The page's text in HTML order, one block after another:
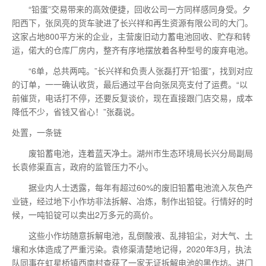
“铅蛋”交易带来的高效便捷，回收公司一方同样感同身受。夕
阳西下，张凤亮的货车驶进了长兴祥和再生资源有限公司的大门。
这家占地800平方米的企业，主营废旧动力蓄电池回收、贮存和转
运，偌大的仓库厂房内，整齐有序地摆放着各种型号的废弃电池。
“6单，总共两吨。”长兴祥和负责人张磊打开“铅蛋”，找到对应
的订单，一一确认收货， 最后通过平台向张凤亮支付了运费。“以
前催货，电话打不停，还要反复谈价，现在直接跟门店交易，成本
降低不少，省钱又省心！”张磊说。
处置，一条链
废铅蓄电池，连着蓝天净土。湖州市生态环境局长兴分局副局
长袁修渠直言，政府的监管压力不小。
据业内人士透露，每年有超过60%的废旧铅蓄电池流入灰色产
业链，经过地下小作坊非法拆解、冶炼，制作出铅锭。行情好的时
候，一吨铅锭可以卖出2万多元的高价。
这些小作坊随意拆解电池，乱倒酸液、乱排铅尘，对大气、土
壤和水体造成了严重污染。袁修渠清楚地记得，2020年3月，执法
队同事在虹星桥镇西南村查获了一家无证拆解电池的黑作坊。进门